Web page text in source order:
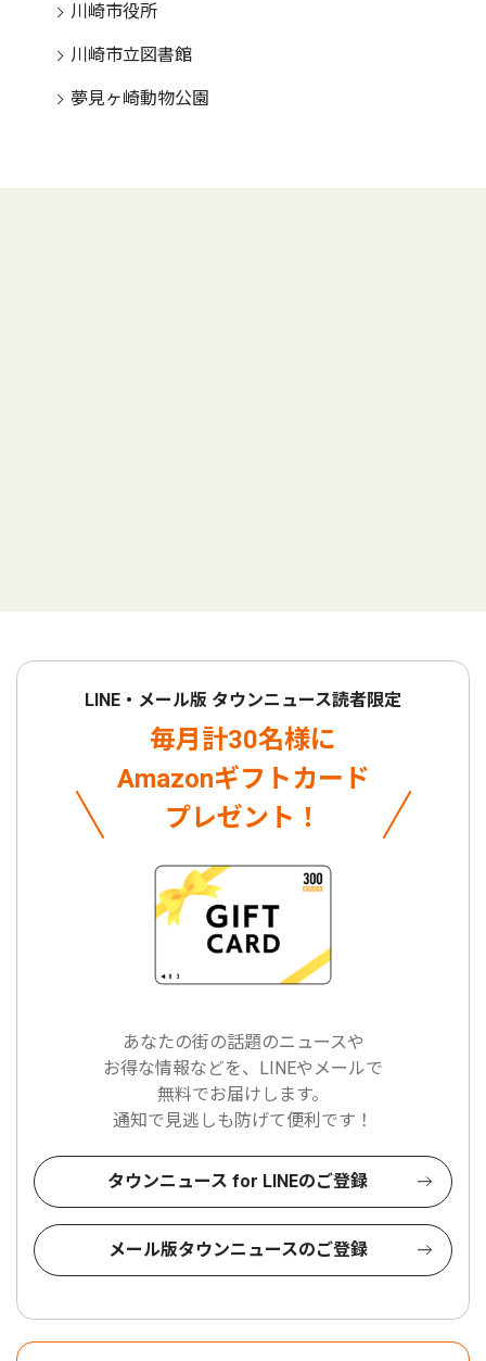
川崎市役所
川崎市立図書館
夢見ヶ崎動物公園
LINE・メール版 タウンニュース読者限定
毎月計30名様に
Amazonギフトカード
プレゼント！
あなたの街の話題のニュースや
お得な情報などを、LINEやメールで
無料でお届けします。
通知で見逃しも防げて便利です！
タウンニュース for LINEのご登録
メール版タウンニュースのご登録